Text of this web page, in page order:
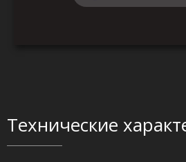
Технические